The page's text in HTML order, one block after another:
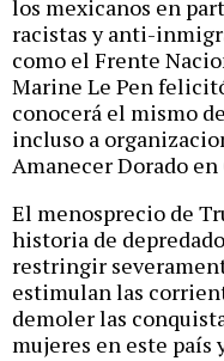
los mexicanos en
racistas y anti-
como el Frente
Marine Le Pen
conocerá el mismo
incluso a
Amanecer Dorado en
El menosprecio de
historia de
restringir
estimulan las
demoler las
mujeres en este país